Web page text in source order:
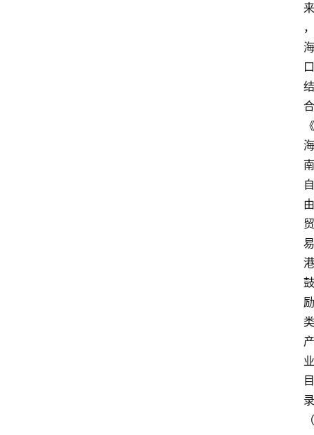
来
，
海
口
结
合
《
海
南
自
由
贸
易
港
鼓
励
类
产
业
目
录
（